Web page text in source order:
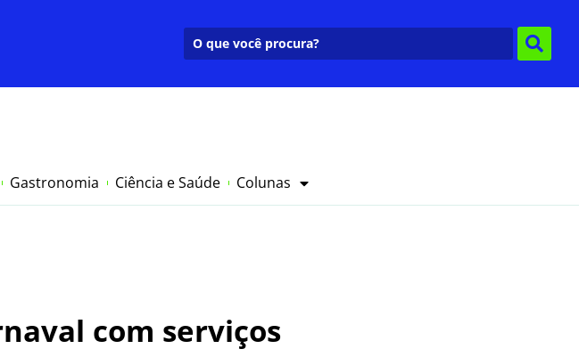
Gastronomia Ciência e Saúde Colunas
com serviços